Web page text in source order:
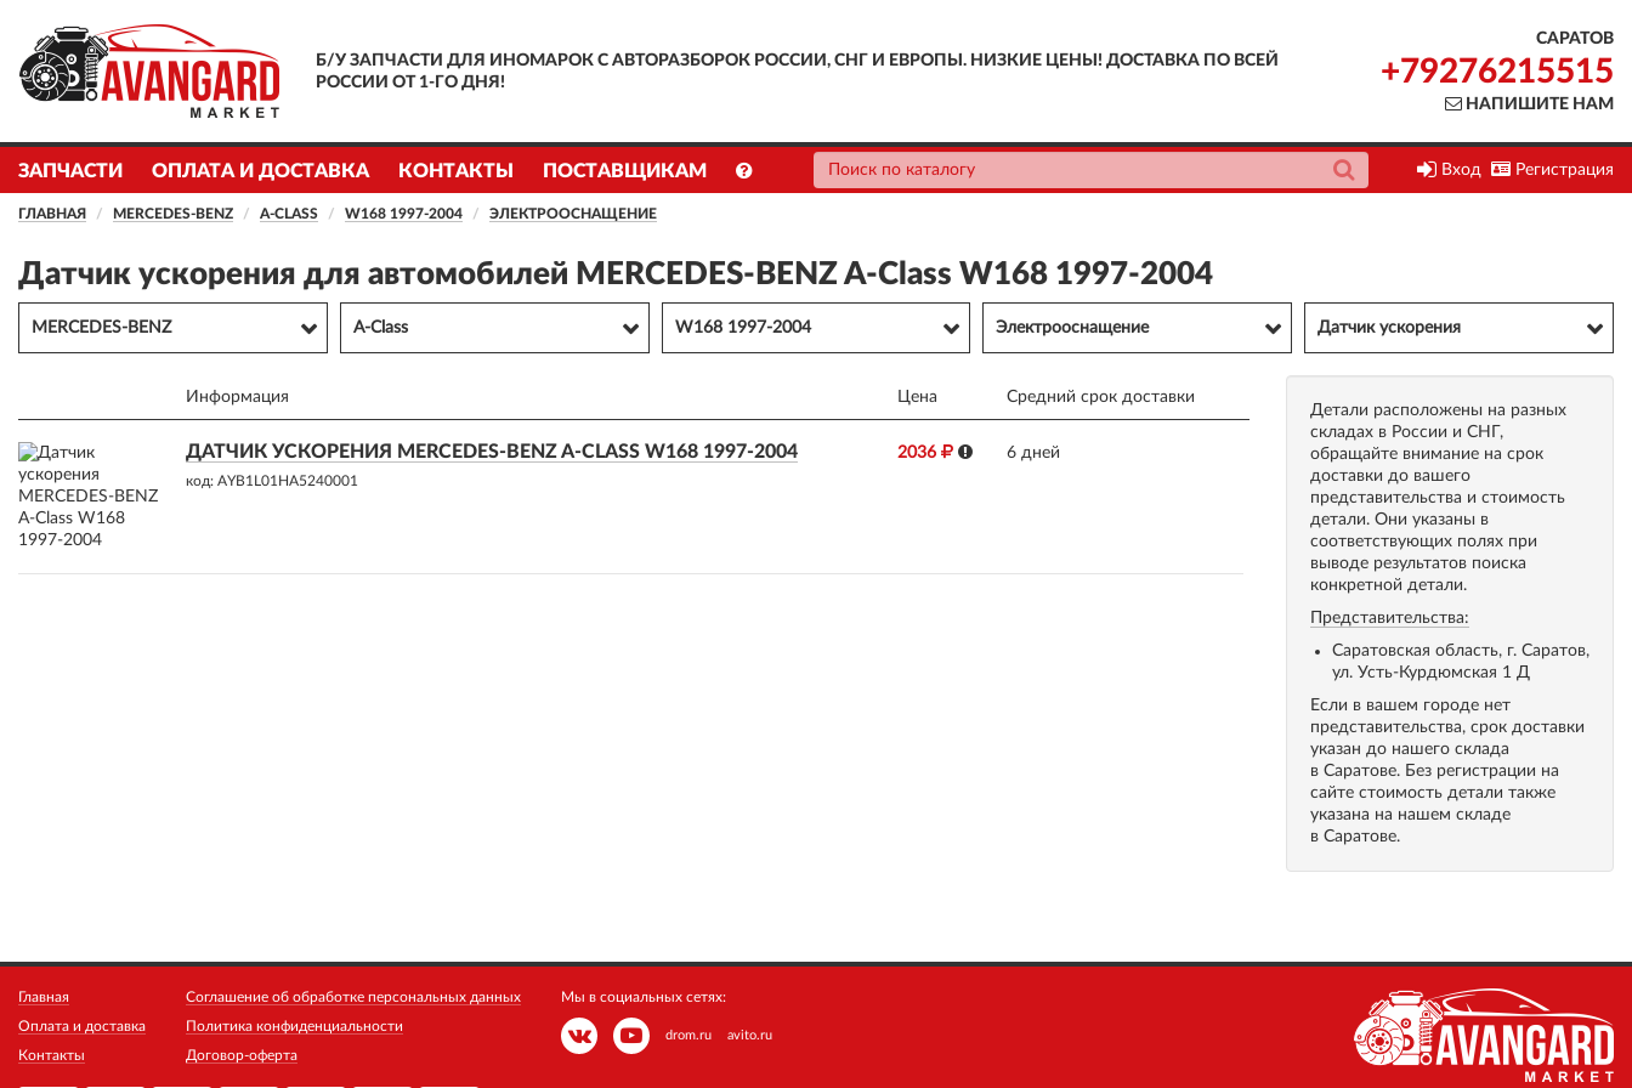
Б/У ЗАПЧАСТИ ДЛЯ ИНОМАРОК С АВТОРАЗБОРОК РОССИИ, СНГ И ЕВРОПЫ. НИЗКИЕ ЦЕНЫ! ДОСТАВКА ПО ВСЕЙ
РОССИИ ОТ 1-ГО ДНЯ!
САРАТОВ
+79276215515
НАПИШИТЕ НАМ
ЗАПЧАСТИ ОПЛАТА И ДОСТАВКА КОНТАКТЫ ПОСТАВЩИКАМ Вход Регистрация
ГЛАВНАЯ MERCEDES-BENZ A-CLASS W168 1997-2004 ЭЛЕКТРООСНАЩЕНИЕ
Датчик ускорения для автомобилей MERCEDES-BENZ A-Class W168 1997-2004
MERCEDES-BENZ A-Class W168 1997-2004 Электрооснащение Датчик ускорения
Информация Цена Средний срок доставки
ДАТЧИК УСКОРЕНИЯ MERCEDES-BENZ A-CLASS W168 1997-2004
код: AYB1L01HA5240001
2036 6 дней
Детали расположены на разных
складах в России и СНГ,
обращайте внимание на срок
доставки до вашего
представительства и стоимость
детали. Они указаны в
соответствующих полях при
выводе результатов поиска
конкретной детали.
Представительства:
Саратовская область, г. Саратов,
ул. Усть-Курдюмская 1 Д
Если в вашем городе нет
представительства, срок доставки
указан до нашего склада
в Саратове. Без регистрации на
сайте стоимость детали также
указана на нашем складе
в Саратове.
Главная
Оплата и доставка
Контакты
Соглашение об обработке персональных данных
Политика конфиденциальности
Договор-оферта
Мы в социальных сетях:
drom.ru avito.ru